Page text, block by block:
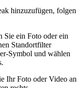
hinzuzufügen, folgen
Sie ein Foto oder ein
Standortfilter
Symbol und wählen
Ihr Foto oder Video an